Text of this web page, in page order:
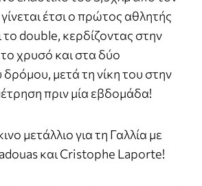
έτσι ο πρώτος αθλητής
double, κερδίζοντας στην
χρυσό και στα δύο
μετά τη νίκη του στην
πριν μία εβδομάδα!
μετάλλιο για τη Γαλλία με
και Cristophe Laporte!